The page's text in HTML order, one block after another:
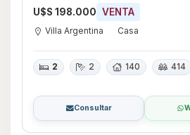
U$S 198.000 VENTA
Villa Argentina Casa
2 2 140 414
Consultar